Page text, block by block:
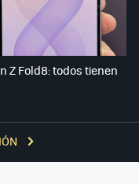
Z Fold8: todos tienen